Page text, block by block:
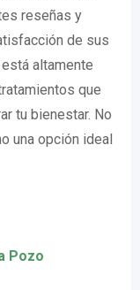
reseñas y
de sus
altamente
que
tu bienestar. No
una opción ideal
Pozo